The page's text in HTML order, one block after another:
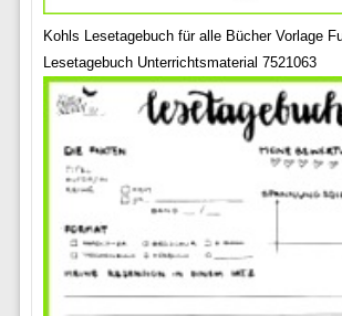
Kohls Lesetagebuch für alle Bücher Vorlage
Lesetagebuch Unterrichtsmaterial 7521063